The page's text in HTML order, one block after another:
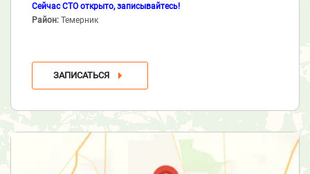
Сейчас СТО открыто, записывайтесь!
Район: Темерник
ЗАПИСАТЬСЯ